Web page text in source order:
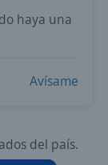
haya una
Avísame
del país.